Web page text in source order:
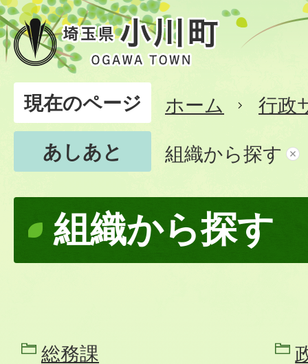
現在のページ ホーム
行政
あしあと
組織から探す
組織から探す
総務課